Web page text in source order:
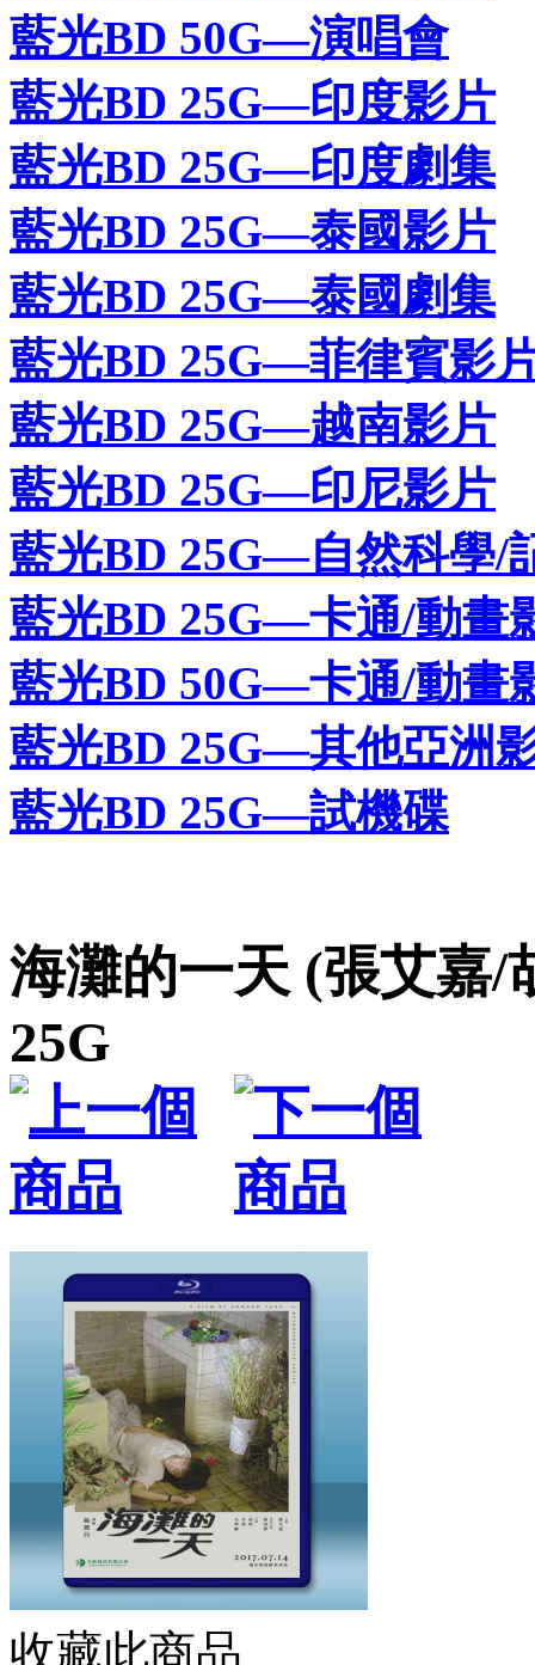
藍光BD 50G—演唱會
藍光BD 25G—印度影片
藍光BD 25G—印度劇集
藍光BD 25G—泰國影片
藍光BD 25G—泰國劇集
藍光BD 25G—菲律賓影
藍光BD 25G—越南影片
藍光BD 25G—印尼影片
藍光BD 25G—自然科學/
藍光BD 25G—卡通/動畫
藍光BD 50G—卡通/動畫
藍光BD 25G—其他亞洲
藍光BD 25G—試機碟
海灘的一天 (張艾嘉/
25G
收藏此商品